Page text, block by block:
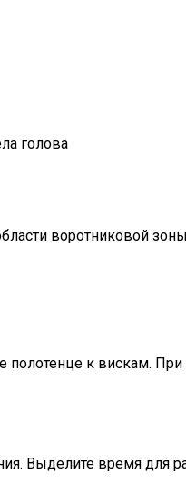
голова
воротниковой
к вискам.
Выделите время для